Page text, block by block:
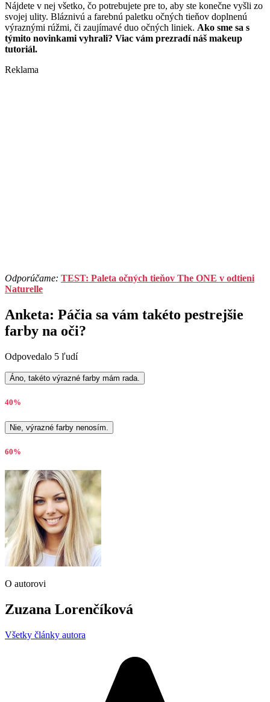
Nájdete v nej všetko, čo potrebujete pre to, aby ste konečne vyšli zo
svojej ulity. Bláznivú a farebnú paletku očných tieňov doplnenú
výraznými rúžmi, či zaujímavé duo očných liniek. Ako sme sa s
týmito novinkami vyhrali? Viac vám prezradí náš makeup
tutoriál.
Reklama
Odporúčame: TEST: Paleta očných tieňov The ONE v odtieni
Naturelle
Anketa: Páčia sa vám takéto pestrejšie
farby na oči?
Odpovedalo 5 ľudí
Áno, takéto výrazné farby mám rada.
40%
Nie, výrazné farby nenosím.
60%
O autorovi
Zuzana Lorenčíková
Všetky články autora